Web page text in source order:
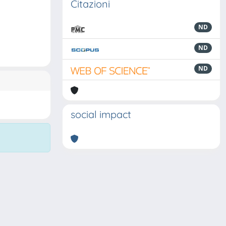
Citazioni
ND
ND
ND
social impact